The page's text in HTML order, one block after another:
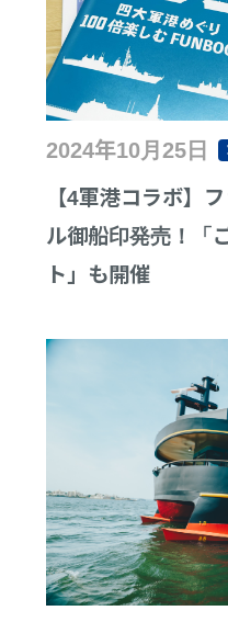
2024年10月25日
【4軍港コラボ】
ル御船印発売！「
ト」も開催